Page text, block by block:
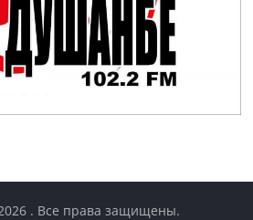
. Все права защищены.